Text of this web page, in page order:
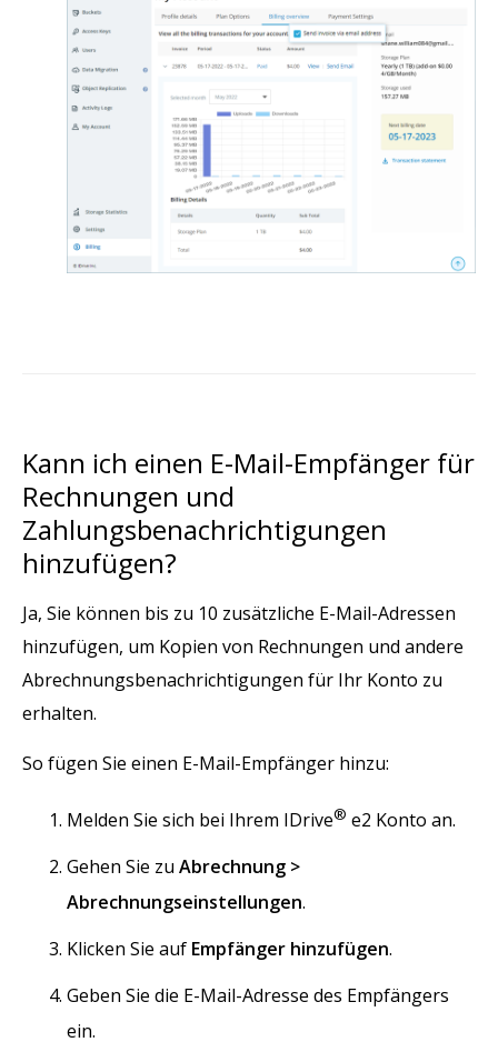
Kann ich einen E-Mail-Empfänger für
Rechnungen und
Zahlungsbenachrichtigungen
hinzufügen?
Ja, Sie können bis zu 10 zusätzliche E-Mail-Adressen
hinzufügen, um Kopien von Rechnungen und andere
Abrechnungsbenachrichtigungen für Ihr Konto zu
erhalten.
So fügen Sie einen E-Mail-Empfänger hinzu:
Melden Sie sich bei Ihrem IDrive® e2 Konto an.
Gehen Sie zu Abrechnung >
Abrechnungseinstellungen.
Klicken Sie auf Empfänger hinzufügen.
Geben Sie die E-Mail-Adresse des Empfängers
ein.